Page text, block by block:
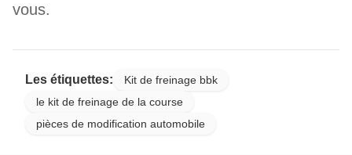
vous.
Les étiquettes:
Kit de freinage bbk
le kit de freinage de la course
pièces de modification automobile